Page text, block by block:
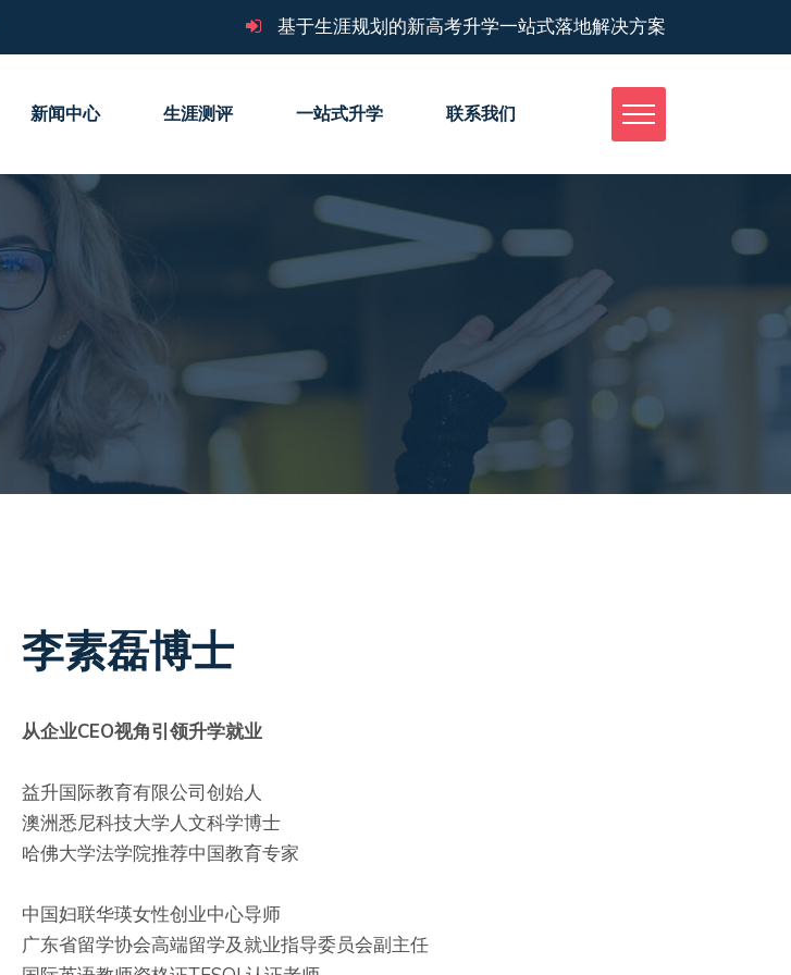
基于生涯规划的新高考升学一站式落地解决方案
新闻中心 生涯测评 一站式升学 联系我们
李素磊博士
从企业CEO视角引领升学就业
益升国际教育有限公司创始人
澳洲悉尼科技大学人文科学博士
哈佛大学法学院推荐中国教育专家
中国妇联华瑛女性创业中心导师
广东省留学协会高端留学及就业指导委员会副主任